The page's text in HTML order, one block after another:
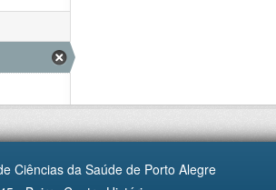
Ciências da Saúde de Porto Alegre